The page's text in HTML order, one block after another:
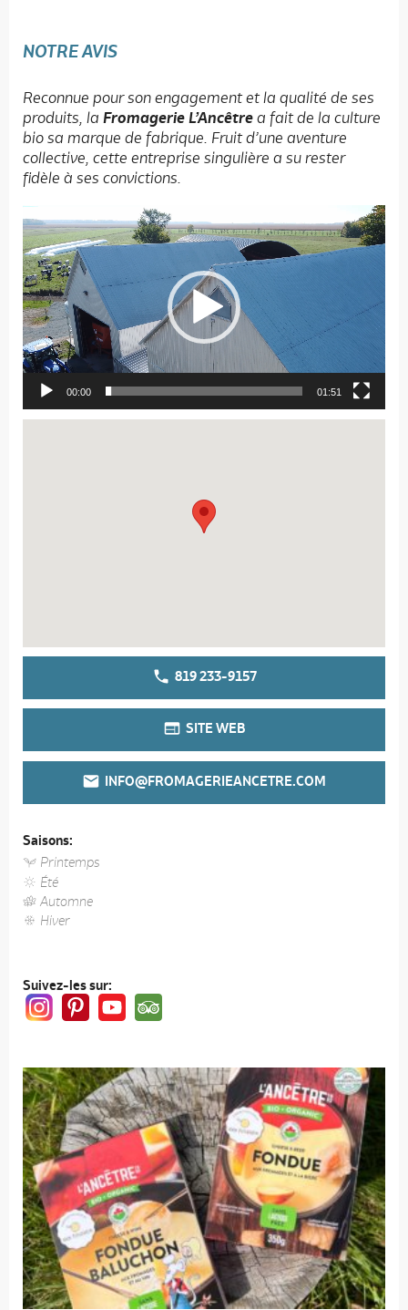
NOTRE AVIS
Reconnue pour son engagement et la qualité de ses
produits, la Fromagerie L’Ancêtre a fait de la culture
bio sa marque de fabrique. Fruit d’une aventure
collective, cette entreprise singulière a su rester
fidèle à ses convictions.
Lecteur
vidéo
00:00 01:51
819 233-9157
SITE WEB
INFO@FROMAGERIEANCETRE.COM
Saisons:
Printemps
Été
Automne
Hiver
Suivez-les sur: